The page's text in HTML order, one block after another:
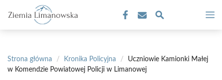
treści
Strona główna / Kronika Policyjna /
Uczniowie Kamionki Małej
w Komendzie Powiatowej Policji w Limanowej